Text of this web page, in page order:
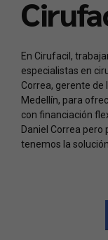
En Cirufacil,
especialistas en
Correa, gerente de
Medellín, para
con financiación
Daniel Correa pero
tenemos la